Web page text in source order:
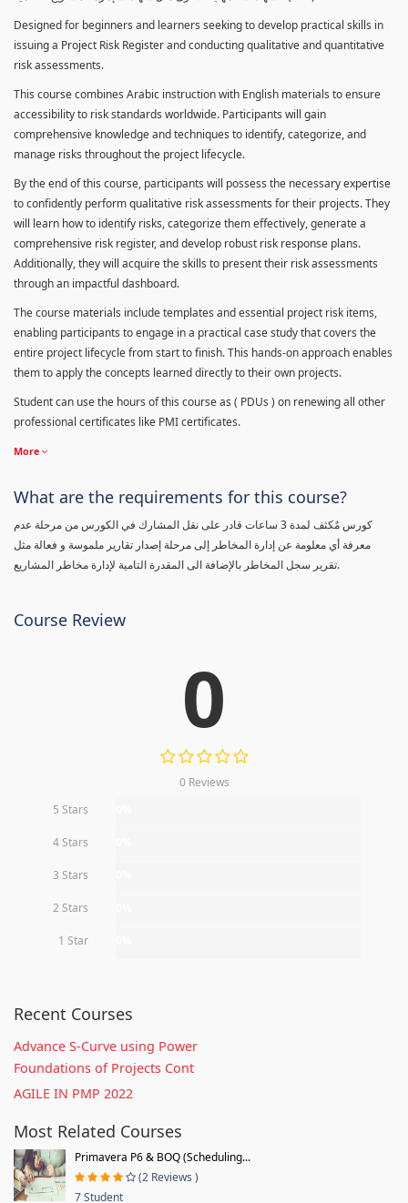
Designed for beginners and learners seeking to develop practical skills in
issuing a Project Risk Register and conducting qualitative and quantitative
risk assessments.
This course combines Arabic instruction with English materials to ensure
accessibility to risk standards worldwide. Participants will gain
comprehensive knowledge and techniques to identify, categorize, and
manage risks throughout the project lifecycle.
By the end of this course, participants will possess the necessary expertise
to confidently perform qualitative risk assessments for their projects. They
will learn how to identify risks, categorize them effectively, generate a
comprehensive risk register, and develop robust risk response plans.
Additionally, they will acquire the skills to present their risk assessments
through an impactful dashboard.
The course materials include templates and essential project risk items,
enabling participants to engage in a practical case study that covers the
entire project lifecycle from start to finish. This hands-on approach enables
them to apply the concepts learned directly to their own projects.
Student can use the hours of this course as ( PDUs ) on renewing all other
professional certificates like PMI certificates.
More
What are the requirements for this course?
كورس مٌكثف لمدة 3 ساعات قادر على نقل المشارك في الكورس من مرحلة عدم
معرفة أي معلومة عن إدارة المخاطر إلى مرحلة إصدار تقارير ملموسة و فعالة مثل
تقرير سجل المخاطر بالإضافة الى المقدرة التامية لإدارة مخاطر المشاريع.
Course Review
0
0 Reviews
5 Stars
4 Stars
3 Stars
2 Stars
1 Star
Recent Courses
Advance S-Curve using Power
Foundations of Projects Cont
AGILE IN PMP 2022
Most Related Courses
Primavera P6 & BOQ (Scheduling...
(2 Reviews )
7 Student